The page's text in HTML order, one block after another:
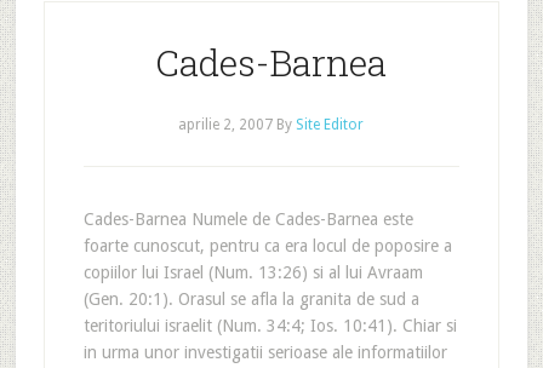
Cades-Barnea
aprilie 2, 2007 By Site Editor
Cades-Barnea Numele de Cades-Barnea este
foarte cunoscut, pentru ca era locul de poposire a
copiilor lui Israel (Num. 13:26) si al lui Avraam
(Gen. 20:1). Orasul se afla la granita de sud a
teritoriului israelit (Num. 34:4; Ios. 10:41). Chiar si
in urma unor investigatii serioase ale informatiilor